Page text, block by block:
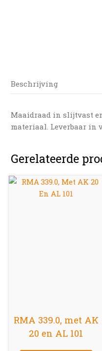
Beschrijving
Maaidraad in slijtvast
materiaal. Leverbaar in
Gerelateerde
RMA 339.0, met AK
20 en AL 101